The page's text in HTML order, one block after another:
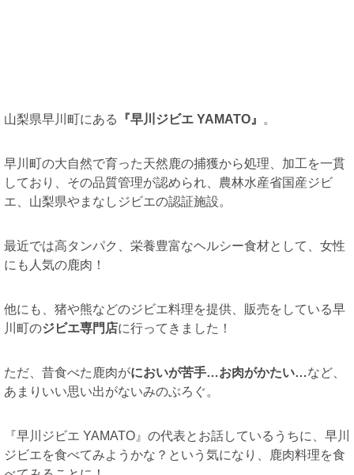
山梨県早川町にある 『早川ジビエ YAMATO』 。
早川町の大自然で育った天然鹿の捕獲から処理、加工を一貫
しており、その品質管理が認められ、農林水産省国産ジビ
エ、山梨県やまなしジビエの認証施設。
最近では高タンパク、栄養豊富なヘルシー食材として、女性
にも人気の鹿肉！
他にも、猪や熊などのジビエ料理を提供、販売をしている早
川町のジビエ専門店に行ってきました！
ただ、昔食べた鹿肉がにおいが苦手…お肉がかたい…など、
あまりいい思い出がないみのぶろぐ。
『早川ジビエ YAMATO』の代表とお話しているうちに、早川
ジビエを食べてみようかな？という気になり、鹿肉料理を食